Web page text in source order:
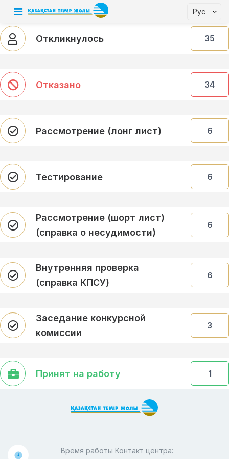
Рус
Откликнулось 35
Отказано 34
Рассмотрение (лонг лист) 6
Тестирование 6
Рассмотрение (шорт лист)
(справка о несудимости)
6
Внутренняя проверка
(справка КПСУ)
6
Заседание конкурсной
комиссии
3
Принят на работу 1
Время работы Контакт центра: